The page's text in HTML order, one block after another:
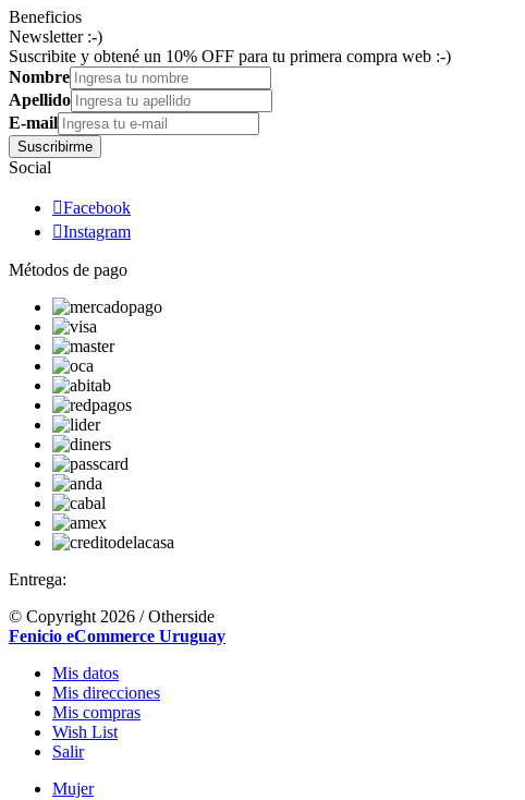
Beneficios
Newsletter :-)
Suscribite y obtené un 10% OFF para tu primera compra web :-)
Nombre
Apellido
E-mail
Suscribirme
Social
Facebook
Instagram
Métodos de pago
Entrega:
© Copyright 2026 / Otherside
Fenicio eCommerce Uruguay
Mis datos
Mis direcciones
Mis compras
Wish List
Salir
Mujer